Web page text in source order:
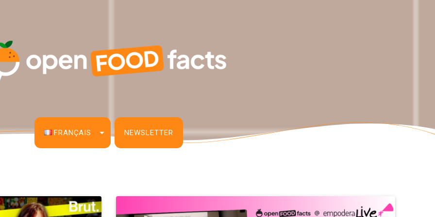
FRANÇAIS
Español
NEWSLETTER